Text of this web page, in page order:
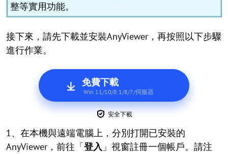
整等實用功能。
接下來，請先下載並安裝AnyViewer，再按照以下步驟
進行作業。
免費下載
Win 11/10/8.1/8/7/伺服器
安全下載
1、在本機與遠端電腦上，分別打開已安裝的
AnyViewer，前往「登入 」視窗註冊一個帳戶。請注